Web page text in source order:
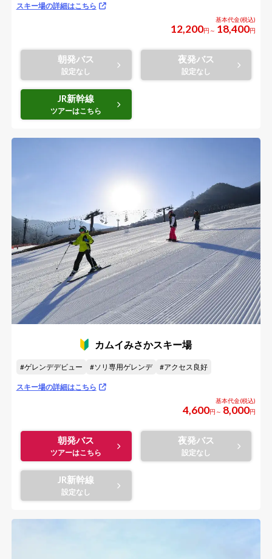
スキー場の詳細はこちら
12,200円～ 18,400円
朝発バス 夜発バス
JR新幹線
カムイみさかスキー場
ゲレンデデビュー ソリ専用ゲレンデ アクセス良好
スキー場の詳細はこちら
4,600円～ 8,000円
朝発バス 夜発バス
JR新幹線